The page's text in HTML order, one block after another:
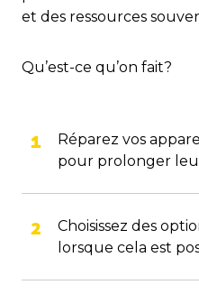
et des ressources
Qu’est-ce qu’on fait?
Réparez vos
pour prolonger
Choisissez des
lorsque cela est